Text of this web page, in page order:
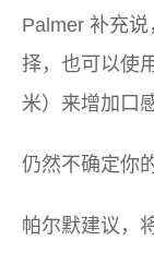
Palmer 补充
择，也可以使
米）来增加口感
仍然不确定你
帕尔默建议，